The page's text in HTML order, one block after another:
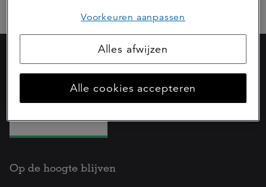
Onderdeel van
Op de hoogte blijven
Voorkeuren aanpassen
Alles afwijzen
Alle cookies accepteren